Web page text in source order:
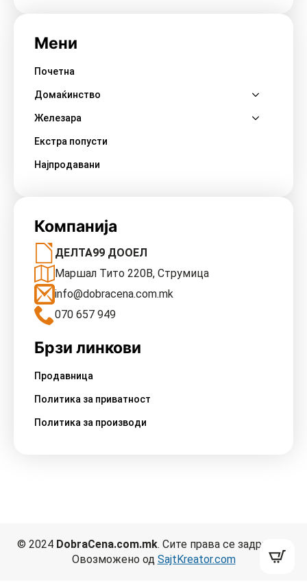
Мени
Почетна
Домаќинство
Железара
Екстра попусти
Најпродавани
Компанија
ДЕЛТА99 ДООЕЛ
Маршал Тито 220В, Струмица
info@dobracena.com.mk
070 657 949
Брзи линкови
Продавница
Политика за приватност
Политика за производи
© 2024 DobraCena.com.mk. Сите права се задржани.
Овозможено од SajtKreator.com